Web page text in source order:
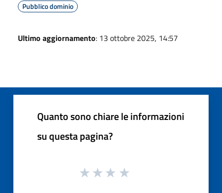
Pubblico dominio
Ultimo aggiornamento: 13 ottobre 2025, 14:57
Quanto sono chiare le informazioni
su questa pagina?